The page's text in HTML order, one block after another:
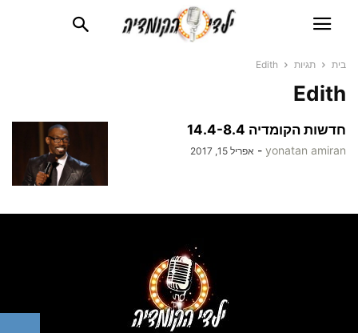
בית תגיות Edith
Edith
חדשות הקומדיה 14.4-8.4
yonatan amiran
- אפריל 15, 2017